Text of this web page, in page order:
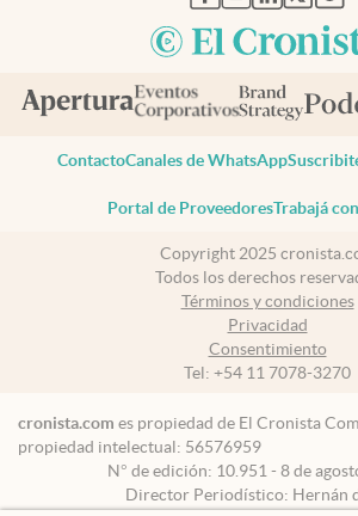
ContactoCanales de WhatsApp
Portal de ProveedoresTrabajá
Copyright 2025
Todos los derechos
Términos y condiciones
Privacidad
Consentimiento
Tel: +54 11 7078-3270
cronista.com es propiedad de El Cronista
propiedad intelectual: 56576959
N° de edición: 10.951 - 8 de
Director Periodístico: Hernán